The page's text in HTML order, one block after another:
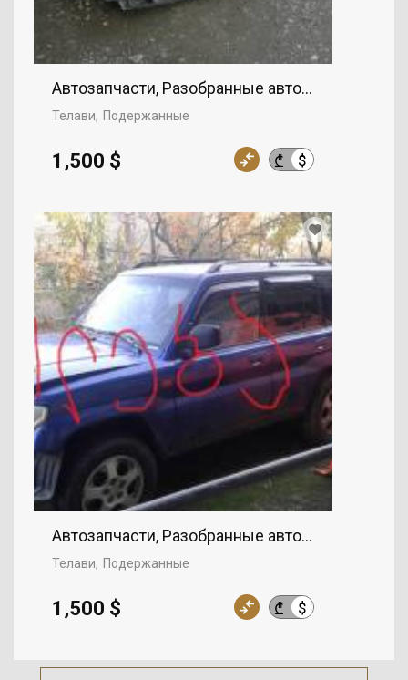
Автозапчасти, Разобранные автомобили
Телави Подержанные
₾ $
1,500 $
Автозапчасти, Разобранные автомобили
Телави Подержанные
₾ $
1,500 $